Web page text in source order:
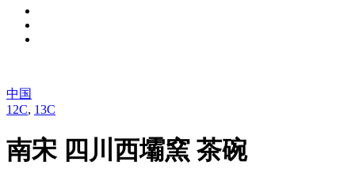
中国
12C, 13C
南宋 四川西壩窯 茶碗